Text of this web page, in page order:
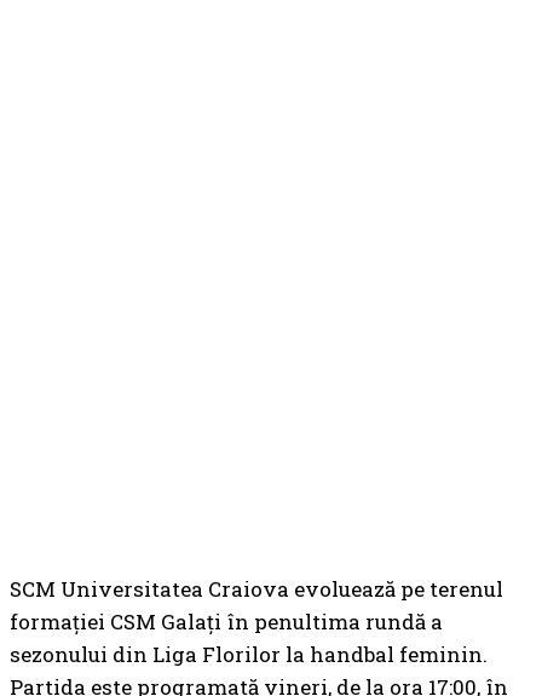
SCM Universitatea Craiova evoluează pe terenul
formației CSM Galați în penultima rundă a
sezonului din Liga Florilor la handbal feminin.
Partida este programată vineri, de la ora 17:00, în